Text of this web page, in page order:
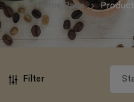
Home Page
Filter